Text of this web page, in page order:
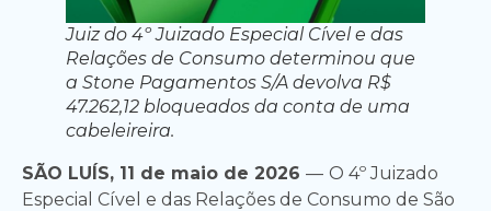
Juiz do 4º Juizado Especial Cível e das
Relações de Consumo determinou que
a Stone Pagamentos S/A devolva R$
47.262,12 bloqueados da conta de uma
cabeleireira.
SÃO LUÍS, 11 de maio de 2026 — O 4º Juizado
Especial Cível e das Relações de Consumo de São